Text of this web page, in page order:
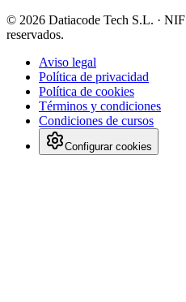
© 2026 Datiacode Tech S.L. · NIF
reservados.
Aviso legal
Política de privacidad
Política de cookies
Términos y condiciones
Condiciones de cursos
Configurar cookies